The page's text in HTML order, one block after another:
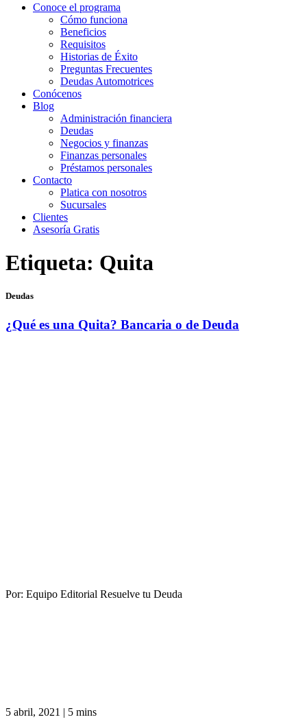
Conoce el programa
Cómo funciona
Beneficios
Requisitos
Historias de Éxito
Preguntas Frecuentes
Deudas Automotrices
Conócenos
Blog
Administración financiera
Deudas
Negocios y finanzas
Finanzas personales
Préstamos personales
Contacto
Platica con nosotros
Sucursales
Clientes
Asesoría Gratis
Etiqueta: Quita
Deudas
¿Qué es una Quita? Bancaria o de Deuda
Por: Equipo Editorial Resuelve tu Deuda
5 abril, 2021 | 5 mins